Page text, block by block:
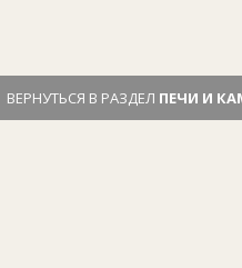
ВЕРНУТЬСЯ В РАЗДЕЛ ПЕЧИ И